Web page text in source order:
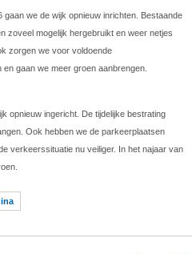
gaan we de wijk opnieuw inrichten. Bestaande
zoveel mogelijk hergebruikt en weer netjes
zorgen we voor voldoende
gaan we meer groen aanbrengen.
opnieuw ingericht. De tijdelijke bestrating
Ook hebben we de parkeerplaatsen
verkeerssituatie nu veiliger. In het najaar van